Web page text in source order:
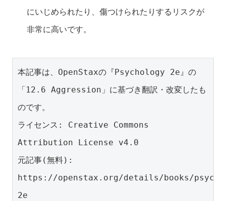
にいじめられたり、傷つけられたりするリスクが
非常に高いです。
本記事は、OpenStaxの『Psychology 2e』の
「12.6 Aggression」に基づき翻訳・改変したも
のです。
ライセンス: Creative Commons
Attribution License v4.0
元記事(無料):
https://openstax.org/details/books/
2e